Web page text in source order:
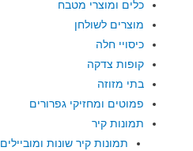
כלים ומוצרי מטבח
מוצרים לשולחן
כיסויי חלה
קופות צדקה
בתי מזוזה
פמוטים ומחזיקי גפרורים
תמונות קיר
תמונות קיר שונות ומוביילים